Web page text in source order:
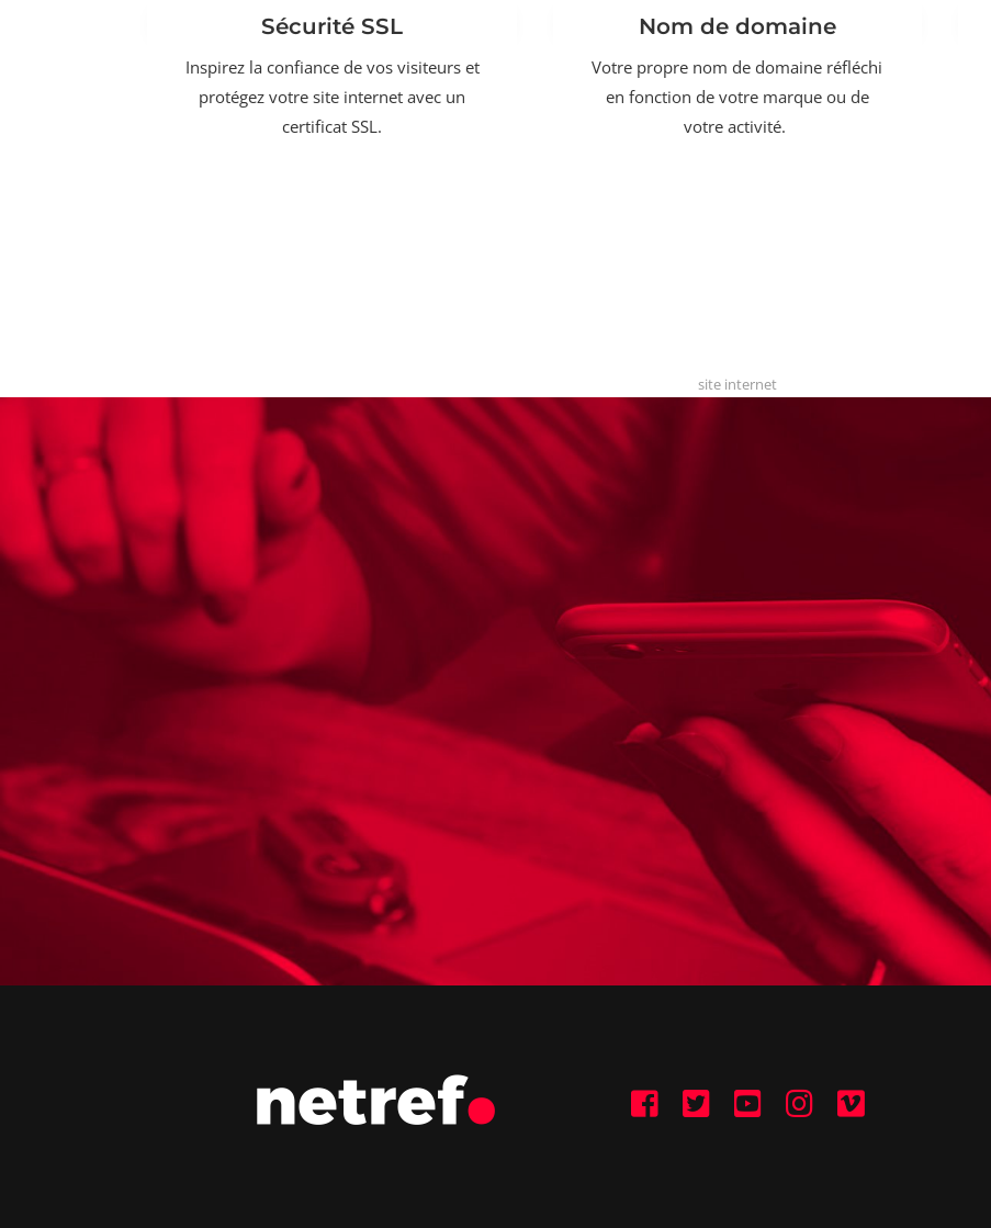
Sécurité SSL
Inspirez la confiance de vos visiteurs et
protégez votre site internet avec un
certificat SSL.
Nom de domaine
Votre propre nom de domaine réfléchi
en fonction de votre marque ou de
votre activité.
site internet